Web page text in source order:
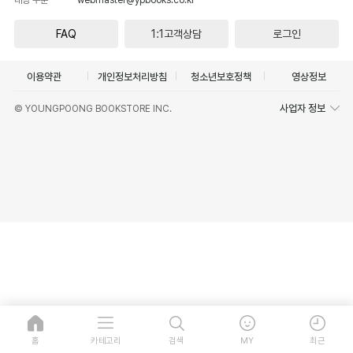
FAQ 1:1고객상담 로그인
이용약관 개인정보처리방침 청소년보호정책 영상정보
© YOUNGPOONG BOOKSTORE INC. 사업자 정보
홈 카테고리 검색 MY 최근